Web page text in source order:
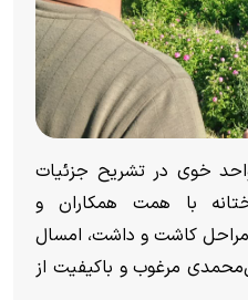
خوی در تشریح جزئیات
با همت همکاران و
کاشت و داشت، امسال
حدود ۷ تن گل‌محمدی مرغوب و باکیفیت از